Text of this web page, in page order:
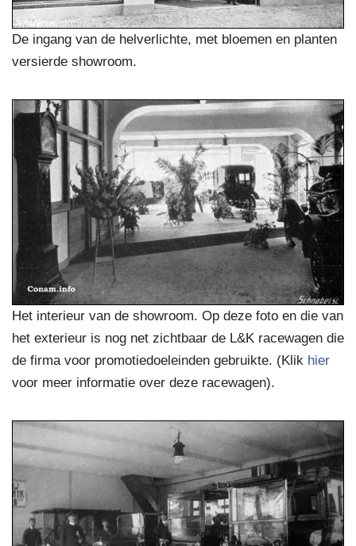
De ingang van de helverlichte, met bloemen en planten
versierde showroom.
Het interieur van de showroom. Op deze foto en die van
het exterieur is nog net zichtbaar de L&K racewagen die
de firma voor promotiedoeleinden gebruikte. (Klik hier
voor meer informatie over deze racewagen).